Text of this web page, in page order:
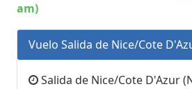
am)
Vuelo Salida de Nice/Cote
Salida de Nice/Cote D'Azur